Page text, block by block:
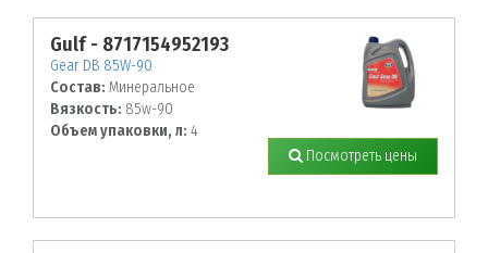
Gulf - 8717154952193
Gear DB 85W-90
Состав: Минеральное
Вязкость: 85w-90
Объем упаковки, л: 4
Посмотреть цены